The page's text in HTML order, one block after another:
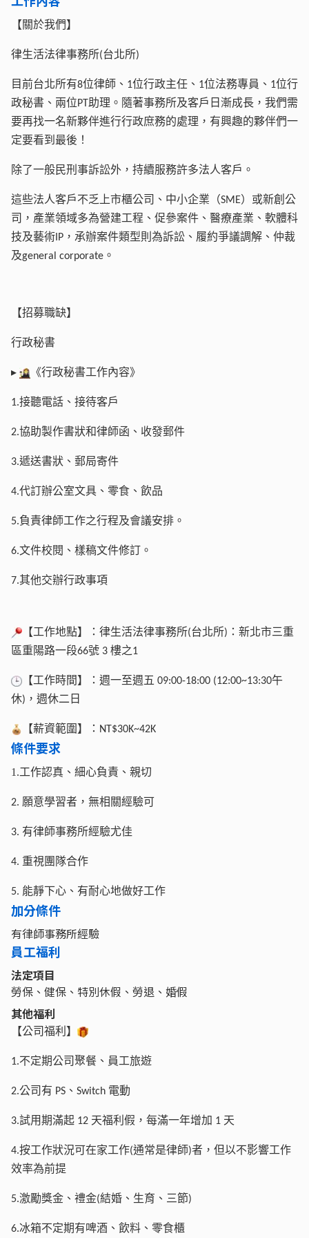
【關於我們】
律生活法律事務所(台北所)
目前台北所有8位律師、 1位行政主任、 1位法務專員、 1位行
政秘書、兩位PT 助理。隨著事務所及客戶日漸成長，我們需
要再找一名新夥伴進行行政庶務的處理，有興趣的夥伴們一
定要看到最後！
除了一般民刑事訴訟外，持續服務許多法人客戶。
這些法人客戶不乏上市櫃公司、中小企業（SME）或新創公
司，產業領域多為營建工程、促參案件、醫療產業、軟體科
技及藝術 IP ，承辦案件類型則為訴訟、履約爭議調解、仲裁
及general corporate 。
【招募職缺】
行政秘書
▸ 《行政秘書工作內容》
1.接聽電話、接待客戶
2.協助製作書狀和律師函、收發郵件
3.遞送書狀、郵局寄件
4.代訂辦公室文具、零食、飲品
5.負責律師工作之行程及會議安排。
6.文件校閱、樣稿文件修訂。
7.其他交辦行政事項
【工作地點】：律生活法律事務所(台北所) ：新北市三重
區重陽路一段66號 3 樓之1
【工作時間】：週一至週五 09:00-18:00 (12:00~13:30午
休) ，週休二日
【薪資範圍】： NT$30K~42K
條件要求
1.工作認真、細心負責、親切
2. 願意學習者，無相關經驗可
3. 有律師事務所經驗尤佳
4. 重視團隊合作
5. 能靜下心、有耐心地做好工作
加分條件
有律師事務所經驗
員工福利
法定項目
勞保、健保、特別休假、勞退、婚假
其他福利
【公司福利】
1.不定期公司聚餐、員工旅遊
2.公司有 PS 、 Switch 電動
3.試用期滿起 12 天福利假，每滿一年增加 1 天
4.按工作狀況可在家工作(通常是律師)者，但以不影響工作
效率為前提
5.激勵獎金、禮金(結婚、生育、三節)
6.冰箱不定期有啤酒、飲料、零食櫃